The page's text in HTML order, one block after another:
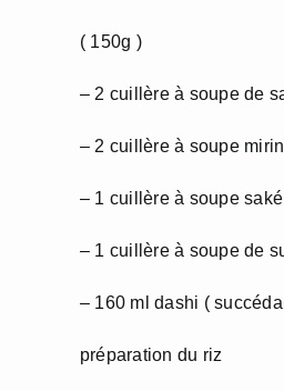
( 150g )
– 2 cuillère à soupe de
– 2 cuillère à soupe
– 1 cuillère à soupe
– 1 cuillère à soupe de
– 160 ml dashi (
préparation du riz